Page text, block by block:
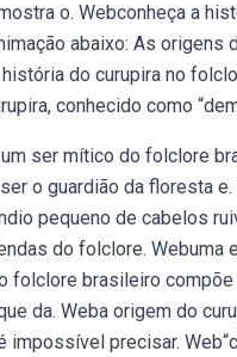
o. Webconheça a
abaixo: As origens
do curupira no
conhecido como
ser mítico do folclore
o guardião da floresta e.
pequeno de cabelos
do folclore. Webuma
folclore brasileiro compõe
da. Weba origem do
impossível precisar.